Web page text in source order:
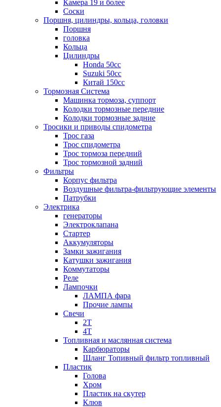
Камера 19 и более
Соски
Поршня, цилиндры, кольца, головки
Поршня
головка
Кольца
Цилиндры
Honda 50сс
Suzuki 50cc
Китай 150сс
Тормозная Система
Машинка тормоза, суппорт
Колодки тормозные передние
Колодки тормозные задние
Тросики и приводы спидометра
Трос газа
Трос спидометра
Трос тормоза передний
Трос тормозной задний
Фильтры
Корпус фильтра
Воздушные фильтра-фильтрующие элементы
Патрубки
Электрика
генераторы
Электроклапана
Стартер
Аккумуляторы
Замки зажигания
Катушки зажигания
Коммутаторы
Реле
Лампочки
ЛАМПА фара
Прочие лампы
Свечи
2T
4T
Топливная и маслянная система
Карбюраторы
Шланг Топивный фильтр топливный
Пластик
Голова
Хром
Пластик на скутер
Клюв